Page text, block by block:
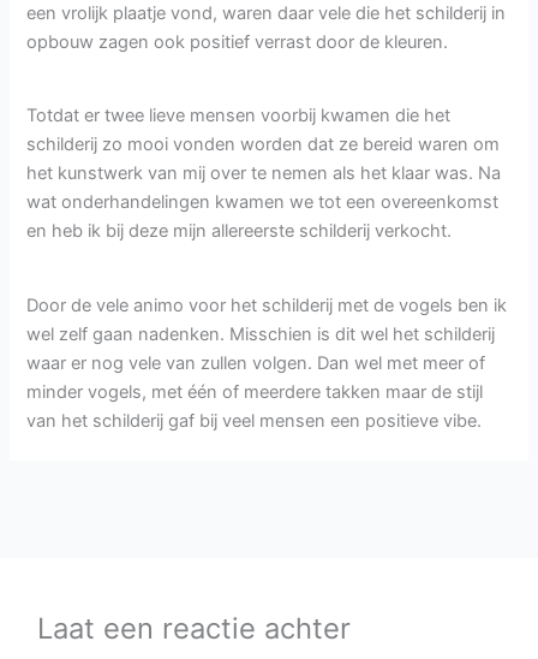
een vrolijk plaatje vond, waren daar vele die het schilderij in
opbouw zagen ook positief verrast door de kleuren.
Totdat er twee lieve mensen voorbij kwamen die het
schilderij zo mooi vonden worden dat ze bereid waren om
het kunstwerk van mij over te nemen als het klaar was. Na
wat onderhandelingen kwamen we tot een overeenkomst
en heb ik bij deze mijn allereerste schilderij verkocht.
Door de vele animo voor het schilderij met de vogels ben ik
wel zelf gaan nadenken. Misschien is dit wel het schilderij
waar er nog vele van zullen volgen. Dan wel met meer of
minder vogels, met één of meerdere takken maar de stijl
van het schilderij gaf bij veel mensen een positieve vibe.
Laat een reactie achter